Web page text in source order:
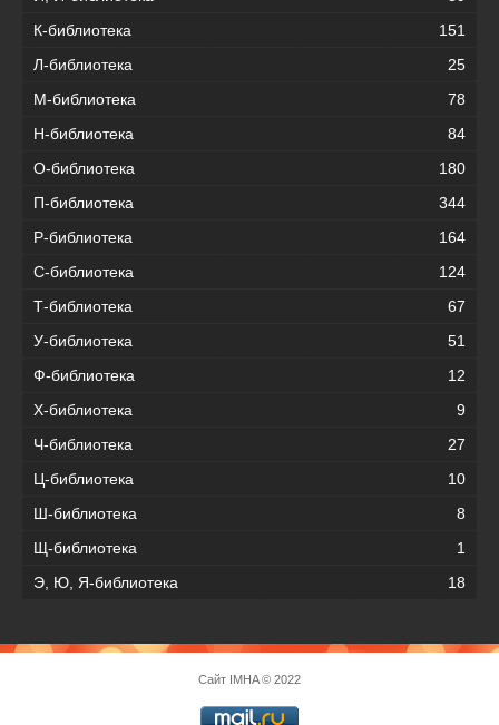
К-библиотека
151
Л-библиотека
25
М-библиотека
78
Н-библиотека
84
О-библиотека
180
П-библиотека
344
Р-библиотека
164
С-библиотека
124
Т-библиотека
67
У-библиотека
51
Ф-библиотека
12
Х-библиотека
9
Ч-библиотека
27
Ц-библиотека
10
Ш-библиотека
8
Щ-библиотека
1
Э, Ю, Я-библиотека
18
Сайт IMHA© 2022